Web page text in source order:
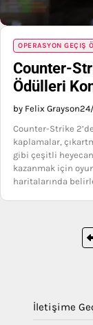
OPERASYON GEÇIŞ
Counter-
Ödülleri
by Felix Grayson
Counter-Strike
kaplamalar,
gibi çeşitli
kazanmak için
haritalarında
İletişime